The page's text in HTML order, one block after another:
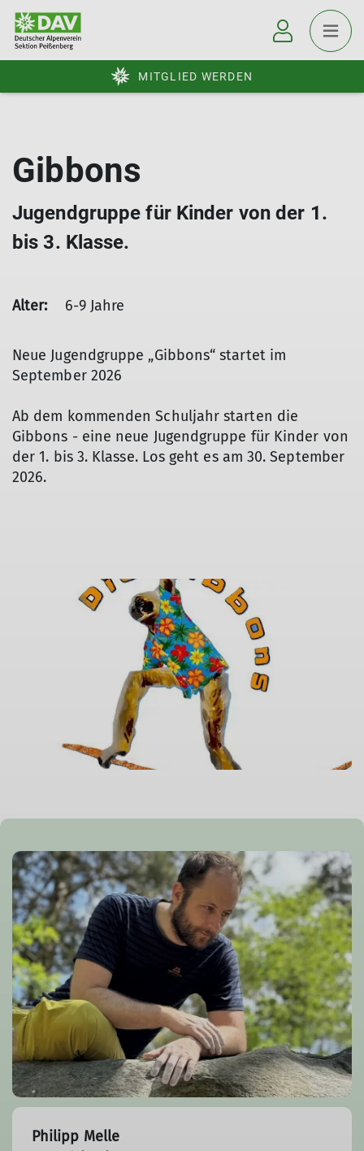
MITGLIED WERDEN
Gibbons
Jugendgruppe für Kinder von der 1.
bis 3. Klasse.
Alter: 6-9 Jahre
Neue Jugendgruppe „Gibbons“ startet im
September 2026
Ab dem kommenden Schuljahr starten die
Gibbons - eine neue Jugendgruppe für Kinder von
der 1. bis 3. Klasse. Los geht es am 30. September
2026.
Philipp Melle